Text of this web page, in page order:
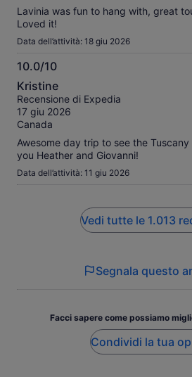
Lavinia was fun to hang with, great
Loved it!
Data dell’attività: 18 giu 2026
10.0/10
10.0
su
10
Kristine
Recensione di Expedia
17 giu 2026
Canada
Awesome day trip to see the
you Heather and Giovanni!
Data dell’attività: 11 giu 2026
Vedi tutte le 1.013
Segnala questo
Facci sapere come possiamo
Condividi la tua